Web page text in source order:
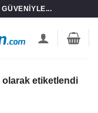
olarak etiketlendi